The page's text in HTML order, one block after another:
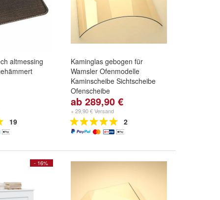
altmessing
19
Kaminglas gebogen für
Wamsler Ofenmodelle
Kaminscheibe Sichtscheibe
Ofenscheibe
Kaminglas gebogen für Ofen ::
Wamsler Alvaro
Wamsler Athosund
ab 289,90 €
+ 29,90 € Versand
2
- 16%